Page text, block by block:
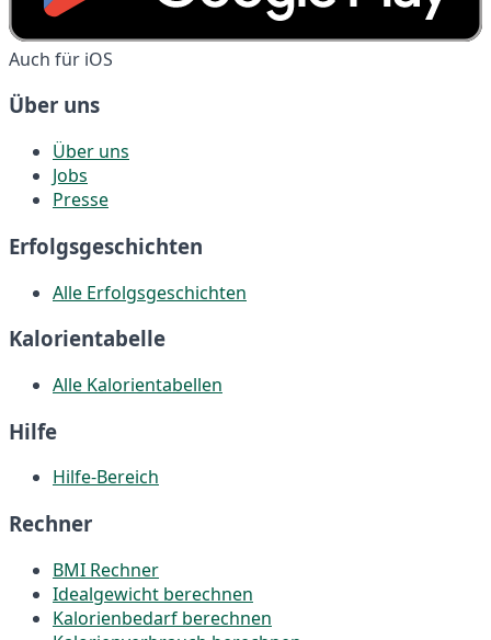
Auch für iOS
Über uns
Über uns
Jobs
Presse
Erfolgsgeschichten
Alle Erfolgsgeschichten
Kalorientabelle
Alle Kalorientabellen
Hilfe
Hilfe-Bereich
Rechner
BMI Rechner
Idealgewicht berechnen
Kalorienbedarf berechnen